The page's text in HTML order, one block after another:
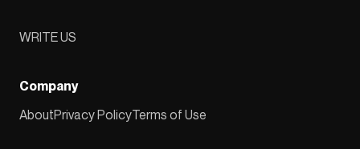
WRITE US
Company
AboutPrivacy PolicyTerms of Use